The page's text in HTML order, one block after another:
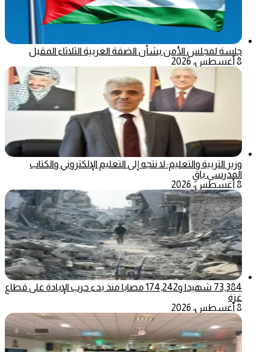
جلسة لمجلس الأمن بشأن الضفة الغربية الثلاثاء المقبل
8 أغسطس، 2026
وزير التربية والتعليم: لا نتجه إلى التعليم الإلكتروني والكتاب
المدرسي باقٍ
8 أغسطس، 2026
73,384 شهيدا و174,242 مصابا منذ بدء حرب الإبادة على قطاع
غزة
8 أغسطس، 2026